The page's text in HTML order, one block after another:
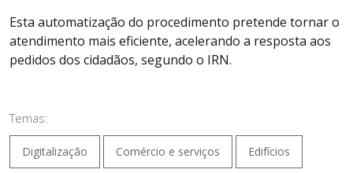
Esta automatização do procedimento pretende tornar o
atendimento mais eficiente, acelerando a resposta aos
pedidos dos cidadãos, segundo o IRN.
Temas:
Digitalização Comércio e serviços Edifícios